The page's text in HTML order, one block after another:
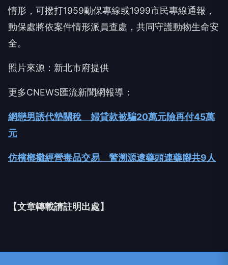
情形，可撥打1959動保專線或1999市民專線通報，
動保處將依案件情形派員查處，共同守護動物生命安
全。
照片來源：新北市府提供
更多CNEWS匯流新聞網報導：
網戀男誘代墊關稅 婦貸款被騙20萬元險再付45萬
元
仿檳榔攤經營毒品交易 警溯源逮藥頭連藥腳共9人
【文章轉載請註明出處】